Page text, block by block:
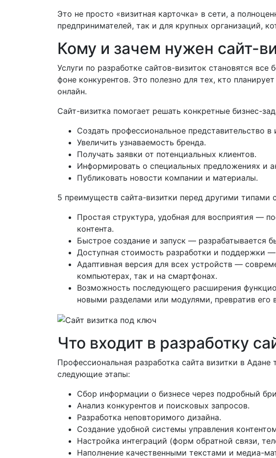
Это не просто «визитная карточка» в сети, а
предпринимателей, так и для крупных организаций,
Кому и зачем нужен сайт-
Услуги по разработке сайтов-визиток становятся
фоне конкурентов. Это полезно для тех, кто
онлайн.
Сайт-визитка помогает решать конкретные бизнес-
Создать профессиональное представительство в
Увеличить узнаваемость бренда.
Получать заявки от потенциальных клиентов.
Информировать о специальных предложениях и
Публиковать новости компании и материалы.
5 преимуществ сайта-визитки перед другими типами
Простая структура, удобная для восприятия —
контента.
Быстрое создание и запуск — разрабатывается
Доступная стоимость разработки и поддержки
Адаптивная версия для всех устройств —
компьютерах, так и на смартфонах.
Возможность последующего расширения
новыми разделами или модулями, превратив его
Что входит в разработку
Профессиональная разработка сайта визитки в
следующие этапы:
Сбор информации о бизнесе через подробный
Анализ конкурентов и поисковых запросов.
Разработка неповторимого дизайна.
Создание удобной системы управления
Настройка интеграций (форм обратной связи,
Наполнение качественными текстами и медиа-